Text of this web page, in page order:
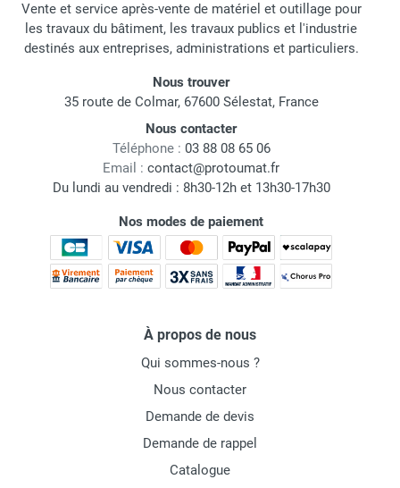
Vente et service après-vente de matériel et outillage pour
les travaux du bâtiment, les travaux publics et l'industrie
destinés aux entreprises, administrations et particuliers.
Nous trouver
35 route de Colmar, 67600 Sélestat, France
Nous contacter
Téléphone : 03 88 08 65 06
Email : contact@protoumat.fr
Du lundi au vendredi : 8h30-12h et 13h30-17h30
Nos modes de paiement
À propos de nous
Qui sommes-nous ?
Nous contacter
Demande de devis
Demande de rappel
Catalogue